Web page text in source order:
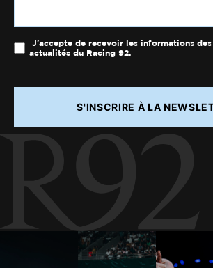
J'accepte de recevoir les informations
actualités du Racing 92.
S'INSCRIRE À LA